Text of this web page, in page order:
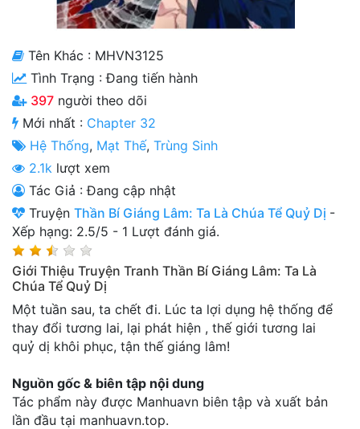
Kinh Dị
Lịch Sử
Mạt Thế
Ngôn Tình
Thanh xuân - Vườn trường
Truyện AI
Truyện Sáng Tác
Trùng Sinh
Trọng sinh
Tu Tiên
Xuyên Không
Đô Thị
Tên Khác : MHVN3125
Tình Trạng :Đang tiến hành
397 người theo dõi
Mới nhất : Chapter 32
Hệ Thống, Mạt Thế, Trùng Sinh
2.1k lượt xem
Tác Giả : Đang cập nhật
Truyện Thần Bí Giáng Lâm: Ta Là Chúa Tể Quỷ Dị -
Xếp hạng: 2.5/5 - 1 Lượt đánh giá.
Giới Thiệu Truyện Tranh Thần Bí Giáng Lâm: Ta Là
Chúa Tể Quỷ Dị
Một tuần sau, ta chết đi. Lúc ta lợi dụng hệ thống để
thay đổi tương lai, lại phát hiện , thế giới tương lai
quỷ dị khôi phục, tận thế giáng lâm!
Nguồn gốc & biên tập nội dung
Tác phẩm này được Manhuavn biên tập và xuất bản
lần đầu tại manhuavn.top.